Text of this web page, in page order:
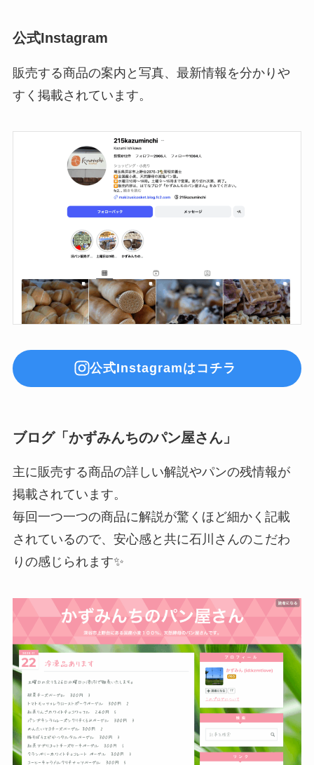
公式Instagram
販売する商品の案内と写真、最新情報を分かりや
すく掲載されています。
公式Instagramはコチラ
ブログ「かずみんちのパン屋さん」
主に販売する商品の詳しい解説やパンの残情報が
掲載されています。
毎回一つ一つの商品に解説が驚くほど細かく記載
されているので、安心感と共に石川さんのこだわ
りの感じられます✨